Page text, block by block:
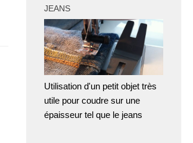
JEANS
Utilisation d'un petit objet très
utile pour coudre sur une
épaisseur tel que le jeans